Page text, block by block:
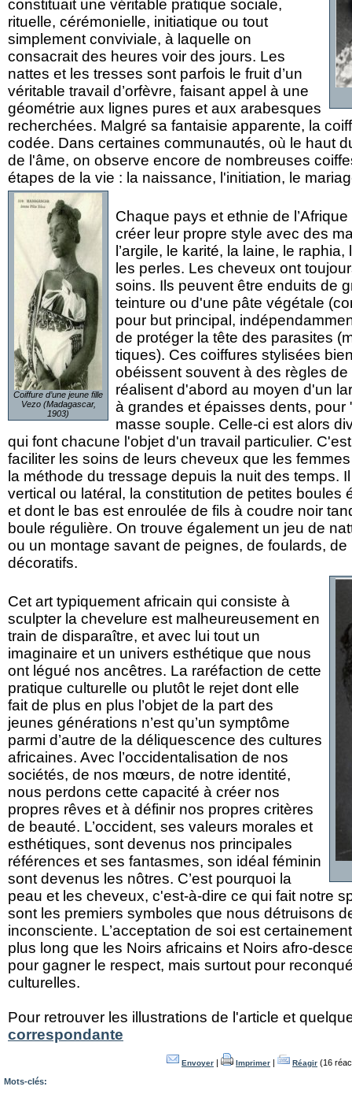
constituait une véritable pratique sociale,
rituelle, cérémonielle, initiatique ou tout
simplement conviviale, à laquelle on
consacrait des heures voir des jours. Les
nattes et les tresses sont parfois le fruit d’un
véritable travail d’orfèvre, faisant appel à une
géométrie aux lignes pures et aux arabesques
recherchées. Malgré sa fantaisie apparente, la
codée. Dans certaines communautés, où le haut
de l'âme, on observe encore de nombreuses
étapes de la vie : la naissance, l'initiation, le
Coiffure d’une jeune fille
Vezo (Madagascar,
1903)
Chaque pays et ethnie de
créer leur propre style avec des
l’argile, le karité, la laine, le
les perles. Les cheveux ont
soins. Ils peuvent être enduits de
teinture ou d'une pâte végétale
pour but principal,
de protéger la tête des parasites
tiques). Ces coiffures stylisées
obéissent souvent à des règles
réalisent d'abord au moyen d'un
à grandes et épaisses dents,
masse souple. Celle-ci est alors
qui font chacune l'objet d'un travail particulier.
faciliter les soins de leurs cheveux que les
la méthode du tressage depuis la nuit des temps.
vertical ou latéral, la constitution de petites boules
et dont le bas est enroulée de fils à coudre noir
boule régulière. On trouve également un jeu de
ou un montage savant de peignes, de foulards, de
décoratifs.
Cet art typiquement africain qui consiste à
sculpter la chevelure est malheureusement en
train de disparaître, et avec lui tout un
imaginaire et un univers esthétique que nous
ont légué nos ancêtres. La raréfaction de cette
pratique culturelle ou plutôt le rejet dont elle
fait de plus en plus l’objet de la part des
jeunes générations n’est qu’un symptôme
parmi d’autre de la déliquescence des cultures
africaines. Avec l’occidentalisation de nos
sociétés, de nos mœurs, de notre identité,
nous perdons cette capacité à créer nos
propres rêves et à définir nos propres critères
de beauté. L’occident, ses valeurs morales et
esthétiques, sont devenus nos principales
références et ses fantasmes, son idéal féminin
sont devenus les nôtres. C’est pourquoi la
peau et les cheveux, c'est-à-dire ce qui fait notre
sont les premiers symboles que nous détruisons
inconsciente. L’acceptation de soi est
plus long que les Noirs africains et Noirs afro-
pour gagner le respect, mais surtout pour
culturelles.
Pour retrouver les illustrations de l'article et
correspondante
Envoyer | Imprimer | Réagir (16
Mots-clés: